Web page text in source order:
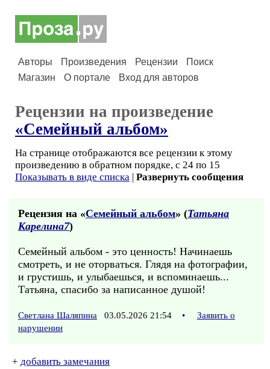
Авторы Произведения Рецензии
Поиск
Магазин
О портале Вход для авторов
Рецензии на произведение
«Семейный альбом»
На странице отображаются все рецензии к этому
произведению в обратном порядке, с 24 по 15
Показывать в виде списка | Развернуть сообщения
Рецензия на «Семейный альбом» (Татьяна
Карелина7)
Семейный альбом - это ценность! Начинаешь
смотреть, и не оторваться. Глядя на фотографии,
и грустишь, и улыбаешься, и вспоминаешь...
Татьяна, спасибо за написанное душой!
Светлана Шаляпина 03.05.2026 21:54 •
Заявить о
нарушении
+ добавить замечания